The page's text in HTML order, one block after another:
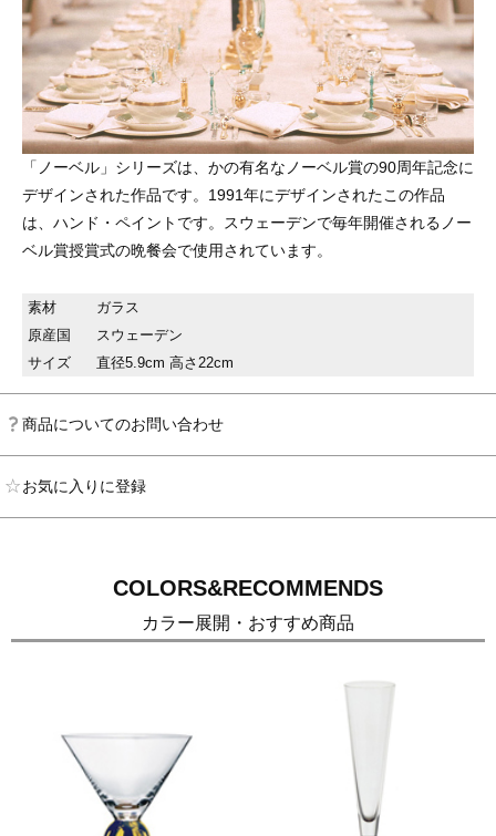
「ノーベル」シリーズは、かの有名なノーベル賞の90周年記念に
デザインされた作品です。1991年にデザインされたこの作品
は、ハンド・ペイントです。スウェーデンで毎年開催されるノー
ベル賞授賞式の晩餐会で使用されています。
素材
ガラス
原産国
スウェーデン
サイズ
直径5.9cm 高さ22cm
商品についてのお問い合わせ
お気に入りに登録
COLORS&RECOMMENDS
カラー展開・おすすめ商品